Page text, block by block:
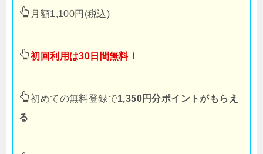
月額1,100円(税込)
初回利用は30日間無料！
初めての無料登録で1,350円分ポイントがもらえ
る